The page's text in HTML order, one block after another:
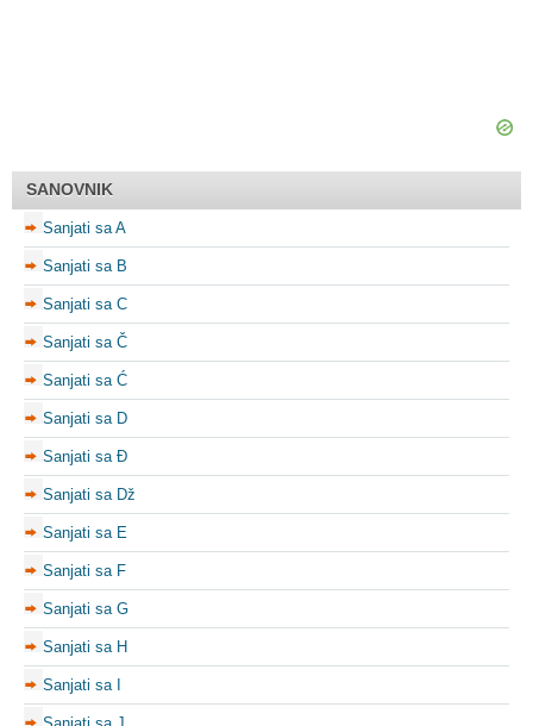
SANOVNIK
Sanjati sa A
Sanjati sa B
Sanjati sa C
Sanjati sa Č
Sanjati sa Ć
Sanjati sa D
Sanjati sa Đ
Sanjati sa Dž
Sanjati sa E
Sanjati sa F
Sanjati sa G
Sanjati sa H
Sanjati sa I